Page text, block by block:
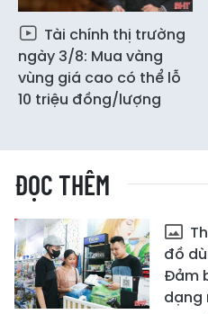
Tài chính thị trường
ngày 3/8: Mua vàng
vùng giá cao có thể lỗ
10 triệu đồng/lượng
ĐỌC THÊM
đồ
Đảm
dạng